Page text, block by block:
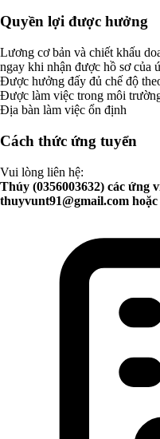
Quyền lợi được hưởng
Lương cơ bản và chiết khấu
ngay khi nhận được hồ sơ của
Được hưởng đấy đủ chế độ
Được làm việc trong môi
Địa bàn làm việc ổn định
Cách thức ứng tuyển
Vui lòng liên hệ:
Thúy (0356003632) các ứng
thuyvunt91@gmail.com